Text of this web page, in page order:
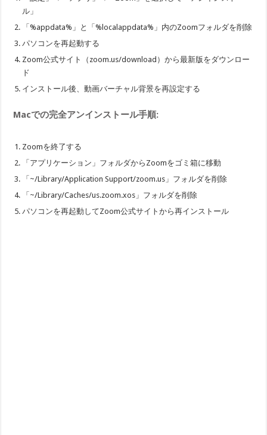
ル」
「%appdata%」と「%localappdata%」内のZoomフォルダを削除
パソコンを再起動する
Zoom公式サイト（zoom.us/download）から最新版をダウンロー
ド
インストール後、動画バーチャル背景を再設定する
Macでの完全アンインストール手順:
Zoomを終了する
「アプリケーション」フォルダからZoomをゴミ箱に移動
「~/Library/Application Support/zoom.us」フォルダを削除
「~/Library/Caches/us.zoom.xos」フォルダを削除
パソコンを再起動してZoom公式サイトから再インストール